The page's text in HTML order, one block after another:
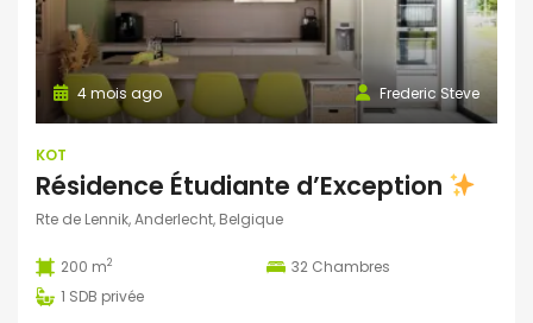
Frederic Steve
4 mois ago
KOT
Résidence Étudiante d’Exception
Rte de Lennik, Anderlecht, Belgique
200 m2 32 Chambres
1 SDB privée